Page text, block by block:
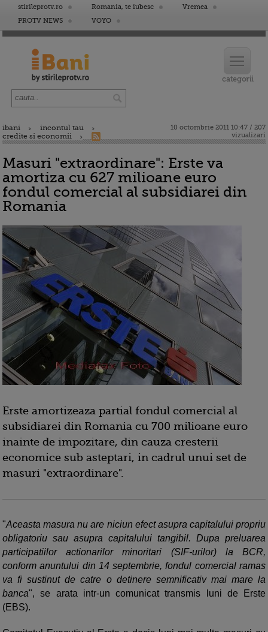
stirileprotv.ro Romania, te iubesc
Vremea
PROTV NEWS
VOYO
ibani
incontul tau
credite si economii
10 octombrie 2011 10:47 / 207
vizualizari
Masuri "extraordinare": Erste va
amortiza cu 627 milioane euro
fondul comercial al subsidiarei din
Romania
Erste amortizeaza partial fondul comercial al
subsidiarei din Romania cu 700 milioane euro
inainte de impozitare, din cauza cresterii
economice sub asteptari, in cadrul unui set de
masuri "extraordinare".
"Aceasta masura nu are niciun efect asupra capitalului propriu
obligatoriu sau asupra capitalului tangibil. Dupa preluarea
participatiilor actionarilor minoritari (SIF-urilor) la BCR,
conform anuntului din 14 septembrie, fondul comercial ramas
va fi sustinut de catre o detinere semnificativ mai mare la
banca", se arata intr-un comunicat transmis luni de Erste
(EBS).